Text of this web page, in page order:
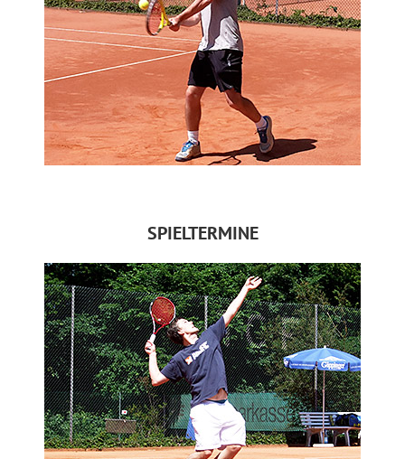
SPIELTERMINE